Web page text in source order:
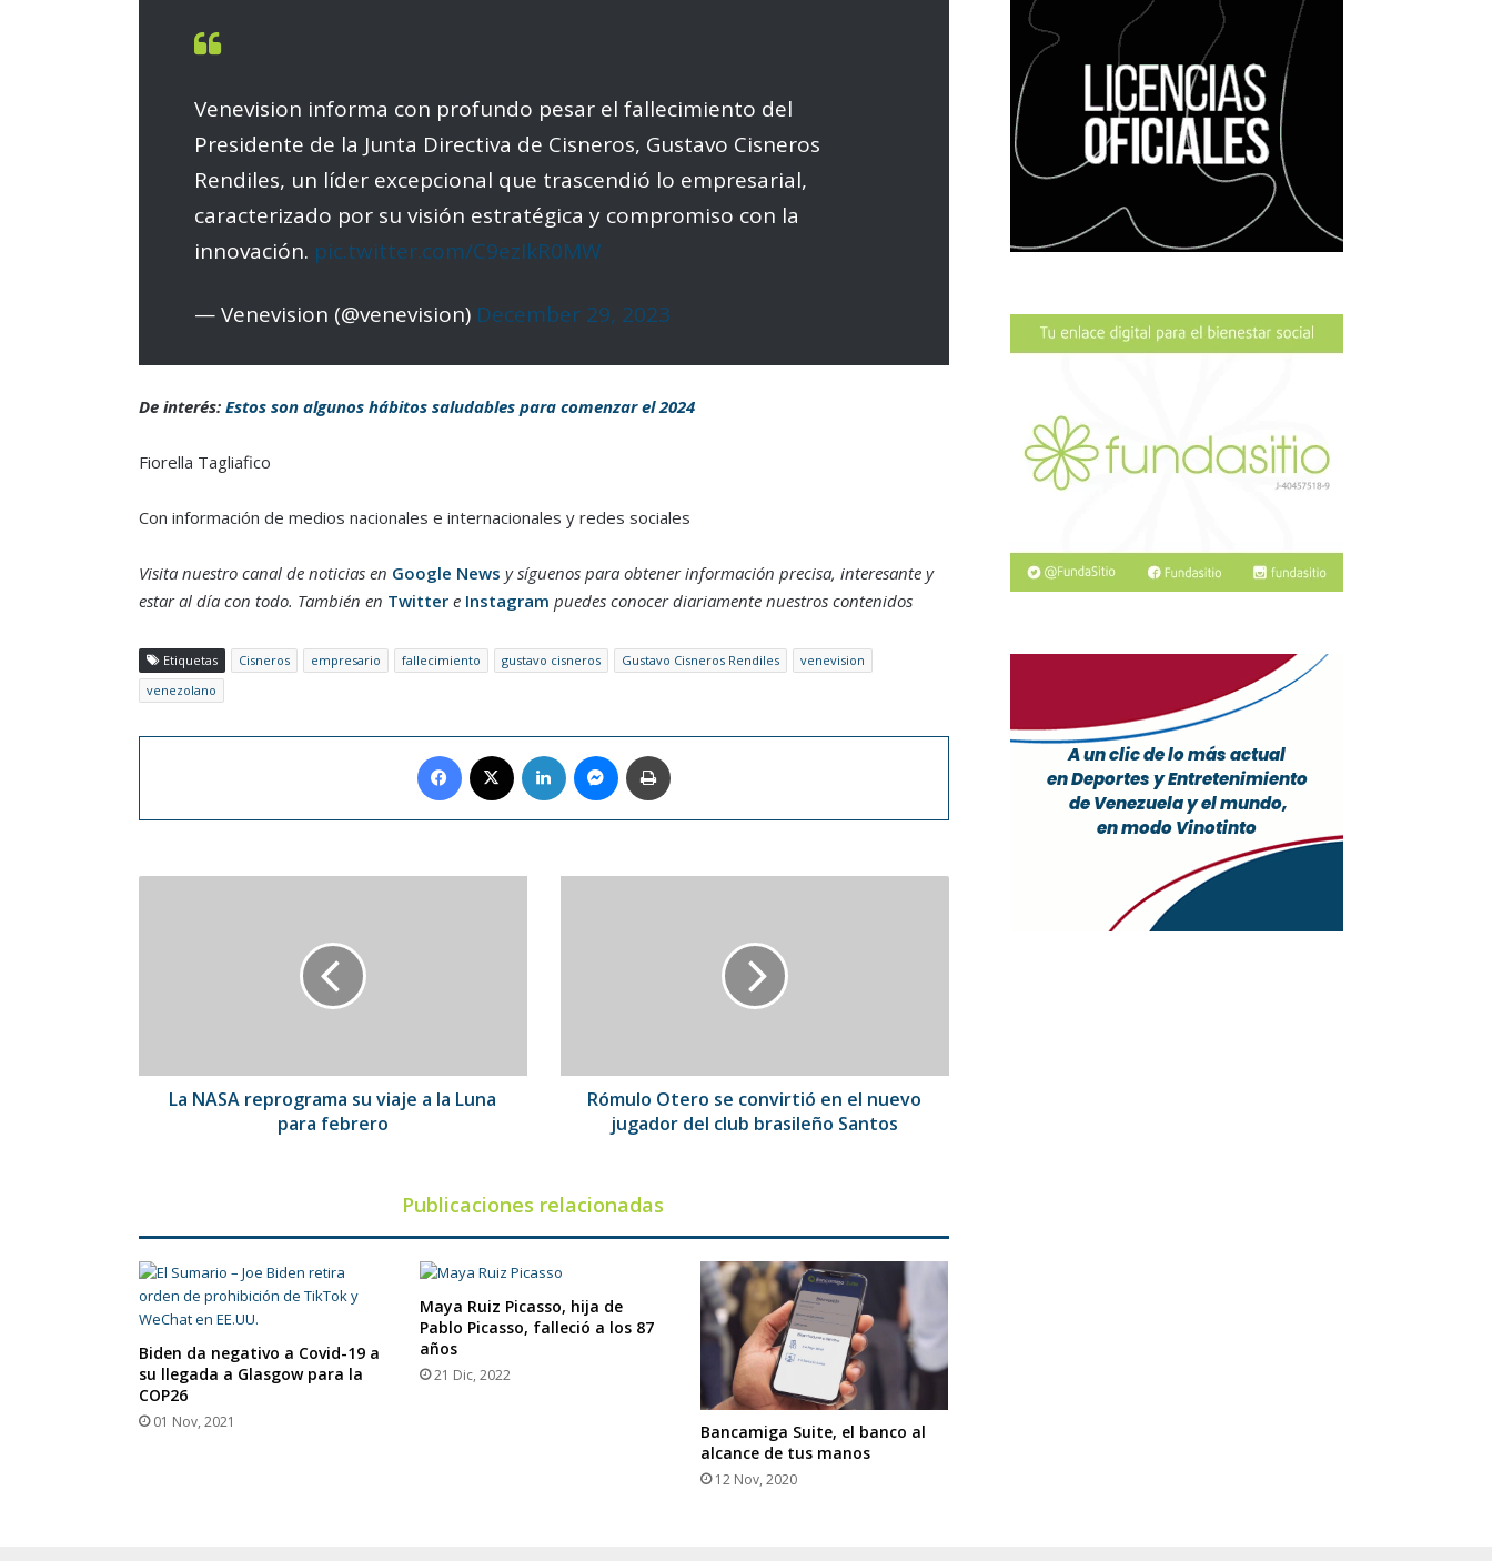
Venevision informa con profundo pesar el fallecimiento del
Presidente de la Junta Directiva de Cisneros, Gustavo Cisneros
Rendiles, un líder excepcional que trascendió lo empresarial,
caracterizado por su visión estratégica y compromiso con la
innovación. pic.twitter.com/C9ezIkR0MW
— Venevision (@venevision) December 29, 2023
De interés: Estos son algunos hábitos saludables para comenzar el 2024
Fiorella Tagliafico
Con información de medios nacionales e internacionales y redes sociales
Visita nuestro canal de noticias en Google News y síguenos para obtener información precisa, interesante y
estar al día con todo. También en Twittere Instagram puedes conocer diariamente nuestros contenidos
Etiquetas Cisneros empresario fallecimiento gustavo cisneros Gustavo Cisneros Rendiles
venevision
venezolano
Facebook LinkedIn Messenger
para
febreroLa NASA reprograma su viaje a la Luna
para febrero
del
brasileño
Rómulo Otero se convirtió en el nuevo
jugador del club brasileño Santos
Publicaciones relacionadas
Biden da negativo a Covid-19 a
su llegada a Glasgow para la
COP26
01 Nov, 2021
Maya Ruiz Picasso, hija de
Pablo Picasso, falleció a los 87
años
21 Dic, 2022
Bancamiga Suite, el banco al
alcance de tus manos
12 Nov, 2020